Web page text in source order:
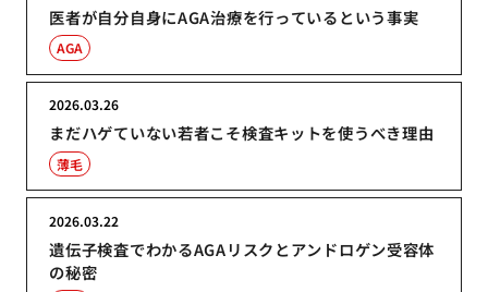
医者が自分自身にAGA治療を行っているという事実
AGA
まだハゲていない若者こそ検査キットを使うべき理由
2026.03.26
薄毛
遺伝子検査でわかるAGAリスクとアンドロゲン受容体
の秘密
2026.03.22